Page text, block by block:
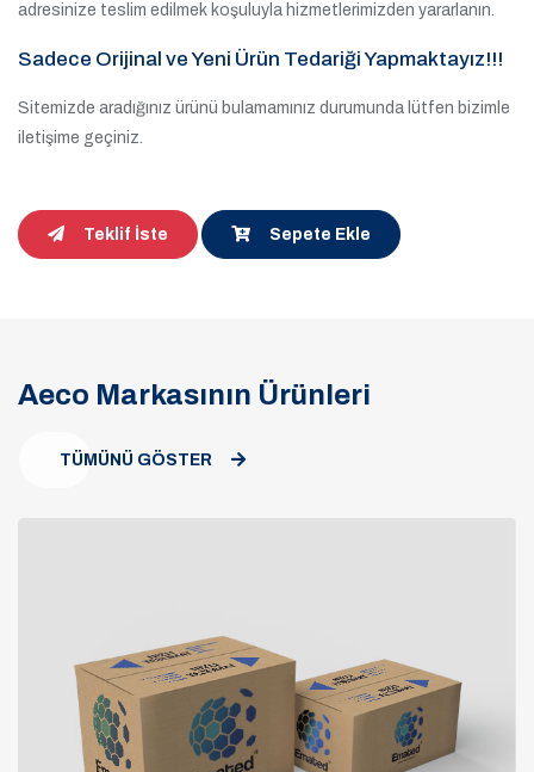
adresinize teslim edilmek koşuluyla hizmetlerimizden yararlanın.
Sadece Orijinal ve Yeni Ürün Tedariği Yapmaktayız!!!
Sitemizde aradığınız ürünü bulamamınız durumunda lütfen bizimle
iletişime geçiniz.
Teklif İste Sepete Ekle
Aeco Markasının Ürünleri
TÜMÜNÜ GÖSTER